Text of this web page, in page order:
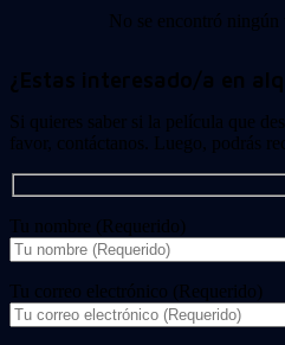
No se encontró ningún
¿Estas interesado/a en
Si quieres saber si la película que
favor, contáctanos. Luego, podrás
Tu nombre (Requerido)
Tu correo electrónico (Requerido)